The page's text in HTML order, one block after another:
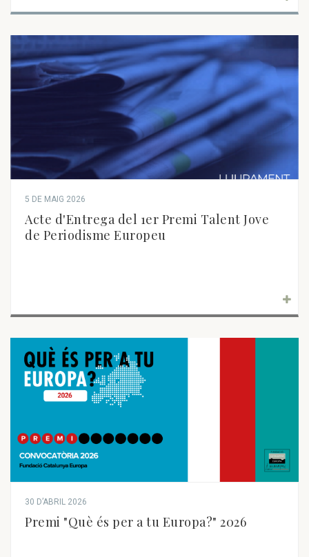
5 DE MAIG 2026
Acte d'Entrega del 1er Premi Talent Jove
de Periodisme Europeu
30 D’ABRIL 2026
Premi "Què és per a tu Europa?" 2026